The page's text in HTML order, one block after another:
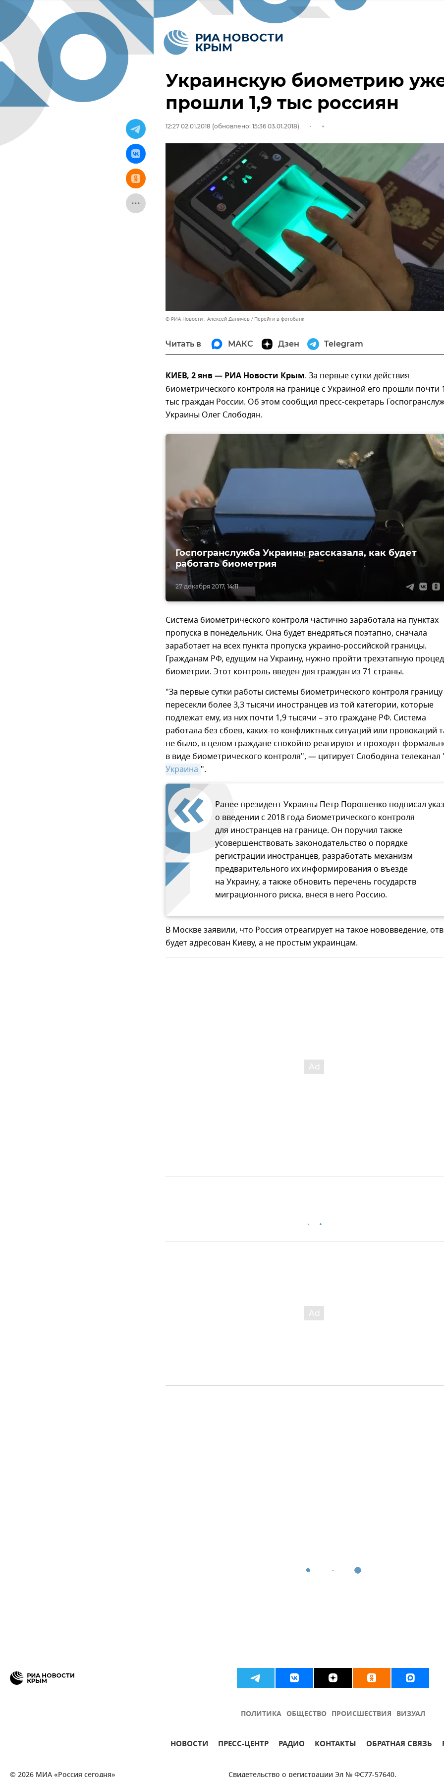
Украинскую биометрию
прошли 1,9 тыс россиян
12:27 02.01.2018 (обновлено: 15:36 03.01.2018)
© РИА Новости . Алексей Даничев Перейти в фотобанк
Читать в МАКС Дзен Telegram
КИЕВ, 2 янв — РИА Новости Крым. За первые сутки действия
биометрического контроля на границе с Украиной его прошли почти
тыс граждан России. Об этом сообщил пресс-секретарь
Украины Олег Слободян.
27 декабря 2017, 14:11
Госпогранслужба Украины рассказала, как будет
работать биометрия
Система биометрического контроля частично заработала на пунктах
пропуска в понедельник. Она будет внедряться поэтапно, сначала
заработает на всех пункта пропуска украино-российской границы.
Гражданам РФ, едущим на Украину, нужно пройти трехэтапную
биометрии. Этот контроль введен для граждан из 71 страны.
"За первые сутки работы системы биометрического контроля границу
пересекли более 3,3 тысячи иностранцев из той категории, которые
подлежат ему, из них почти 1,9 тысячи – это граждане РФ. Система
работала без сбоев, каких-то конфликтных ситуаций или провокаций
не было, в целом граждане спокойно реагируют и проходят
в виде биометрического контроля", — цитирует Слободяна телеканал
Украина ".
Ранее президент Украины Петр Порошенко подписал указ
о введении с 2018 года биометрического контроля
для иностранцев на границе. Он поручил также
усовершенствовать законодательство о порядке
регистрации иностранцев, разработать механизм
предварительного их информирования о въезде
на Украину, а также обновить перечень государств
миграционного риска, внеся в него Россию.
В Москве заявили, что Россия отреагирует на такое нововведение,
будет адресован Киеву, а не простым украинцам.
ПОЛИТИКА ОБЩЕСТВО ПРОИСШЕСТВИЯ ВИЗУАЛ
НОВОСТИ ПРЕСС-ЦЕНТР РАДИО КОНТАКТЫ ОБРАТНАЯ СВЯЗЬ